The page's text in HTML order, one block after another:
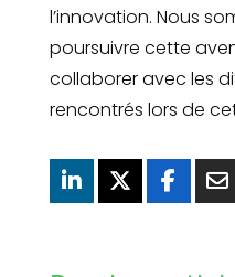
l’innovation. Nous
poursuivre cette
collaborer avec les
rencontrés lors de